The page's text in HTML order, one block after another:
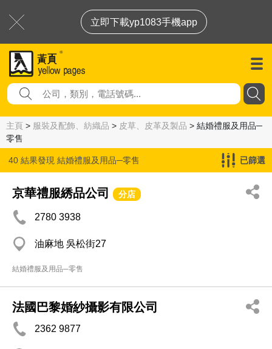
立即下載yp1083手機app
主頁 > 服裝及配飾、紡織品 > 皮草、皮革及製品 > 結婚禮服及用品─
零售
40 結果發現 結婚禮服及用品─零售 已篩選
京華禮服綉品公司 分店
2780 3938
油麻地 吳松街27
結婚禮服及用品─零售
法國巴黎婚紗攝影有限公司
2362 9877